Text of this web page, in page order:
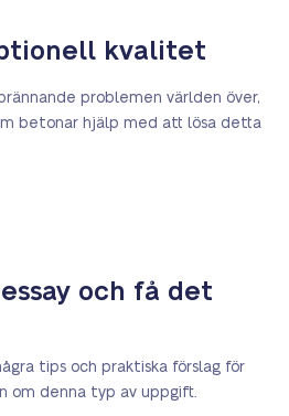
kvalitet
problemen världen över,
betonar hjälp med att lösa detta
och få det
tips och praktiska förslag för
om denna typ av uppgift.